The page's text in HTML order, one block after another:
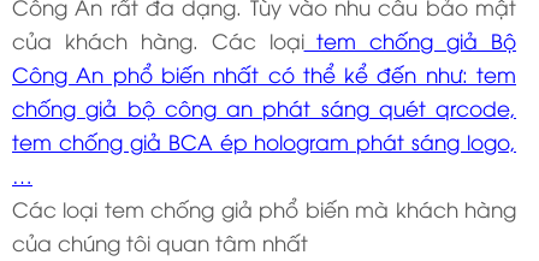
Công An rất đa dạng. Tùy vào nhu cầu bảo mật
của khách hàng. Các loạitem chống giả Bộ
Công An phổ biến nhất có thể kể đến như: tem
chống giả bộ công an phát sáng quét qrcode,
tem chống giả BCA ép hologram phát sáng logo,
…
Các loại tem chống giả phổ biến mà khách hàng
của chúng tôi quan tâm nhất